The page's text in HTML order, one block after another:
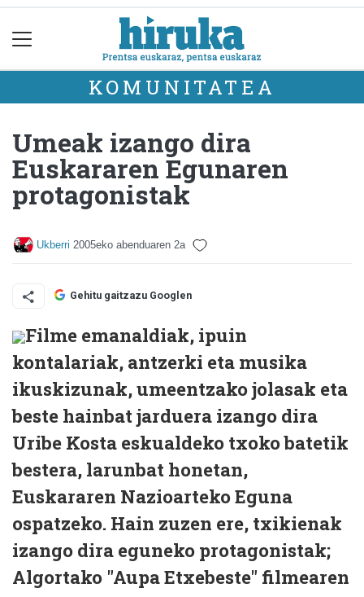
KOMUNITATEA
Umeak izango dira
Euskararen Egunaren
protagonistak
Ukberri 2005eko abenduaren 2a
Gehitu gaitzazu Googlen
Filme emanaldiak, ipuin
kontalariak, antzerki eta musika
ikuskizunak, umeentzako jolasak eta
beste hainbat jarduera izango dira
Uribe Kosta eskualdeko txoko batetik
bestera, larunbat honetan,
Euskararen Nazioarteko Eguna
ospatzeko. Hain zuzen ere, txikienak
izango dira eguneko protagonistak;
Algortako "Aupa Etxebeste" filmearen